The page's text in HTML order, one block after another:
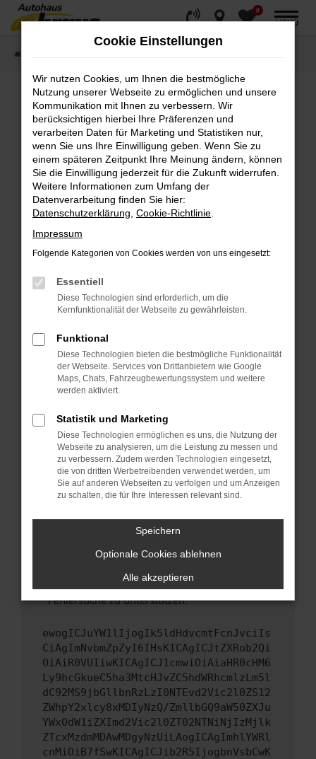
Zum
Hauptinhalt
springen
0
MENÜ
Fehler: Network Error
Beim Laden ist ein Fehler aufgetreten.
Hier sind ein paar Tipps, die dir helfen können:
Überprüfe deine Firewall und deine
Internetverbindung.
Laden andere Webseiten, zum Beispiel deine
Suchmaschine?
Prüfe deine Browsererweiterungen.
können das Laden bestimmter Seiten
verhindern. Funktioniert die Seite in einem
Fenster?
Starte dein Gerät neu.
Das kann manchmal helfen, vorübergehende
Probleme zu beheben.
Betriebssystem auf dem neuesten Stand
sind.
Veraltete Software birgt nicht nur ein
Sicherheitsrisiko, sondern kann auch dazu
führen, dass bestimmte Funktionen nicht mehr
unterstützt werden.
Wende dich an den Webseitenbetreiber.
Wenn du alle oben genannten Schritte versucht
hast, kontaktiere uns bitte. Wir werden
uns diesen Text schicken, um uns bei der
Fehlersuche zu unterstützen:
ewogICJuYW1lIjogIk5ldHdvcmtFcnJvciIs
CiAgImNvbmZpZyI6IHsKICAgICJtZXRob2Qi
OiAiR0VUIiwKICAgICJ1cmwiOiAiaHR0cHM6
Ly9hcGkueC5ha3MtcHJvZC5hdWRhcmlzLm5l
dC92MS9jbGllbnRzLzI0NTEvd2Vic2l0ZS12
ZWhpY2xlcy8xMDIyNzQ/ZmllbGQ9aW50ZXJu
YWxOdW1iZXImd2Vic2l0ZT02NTNiNjIzMjlk
ZTcxMzdmMDAwMDgyNzUiLAogICAgImhlYWRl
cnMiOiB7fSwKICAgICJib2R5IjogbnVsbCwK
Cookie Einstellungen
Wir nutzen Cookies, um Ihnen die bestmögliche
Nutzung unserer Webseite zu ermöglichen und unsere
Kommunikation mit Ihnen zu verbessern. Wir
berücksichtigen hierbei Ihre Präferenzen und
verarbeiten Daten für Marketing und Statistiken nur,
wenn Sie uns Ihre Einwilligung geben. Wenn Sie zu
einem späteren Zeitpunkt Ihre Meinung ändern, können
Sie die Einwilligung jederzeit für die Zukunft widerrufen.
Weitere Informationen zum Umfang der
Datenverarbeitung finden Sie hier:
Datenschutzerklärung Cookie-Richtlinie
Impressum
Folgende Kategorien von Cookies werden von uns eingesetzt:
Essentiell
Diese Technologien sind erforderlich, um die
Kernfunktionalität der Webseite zu gewährleisten.
Funktional
Diese Technologien bieten die bestmögliche Funktionalität
der Webseite. Services von Drittanbietern wie Google
Maps, Chats, Fahrzeugbewertungssystem und weitere
werden aktiviert.
Statistik und Marketing
Diese Technologien ermöglichen es uns, die Nutzung der
Webseite zu analysieren, um die Leistung zu messen und
zu verbessern. Zudem werden Technologien eingesetzt,
die von dritten Werbetreibenden verwendet werden, um
Sie auf anderen Webseiten zu verfolgen und um Anzeigen
zu schalten, die für Ihre Interessen relevant sind.
Speichern
Optionale Cookies ablehnen
Alle akzeptieren